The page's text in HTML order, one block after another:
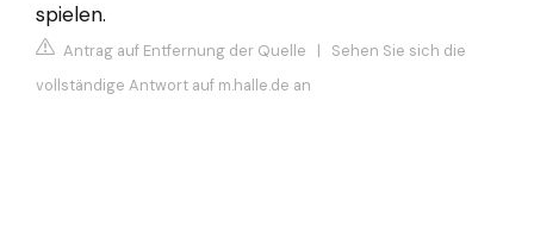
spielen.
Antrag auf Entfernung der Quelle | Sehen Sie sich die
vollständige Antwort auf m.halle.de an